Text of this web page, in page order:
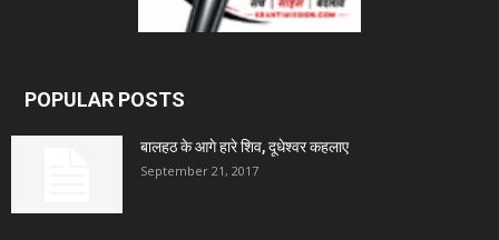
POPULAR POSTS
बालहठ के आगे हारे शिव, दूधेश्वर कहलाए
September 21, 2017